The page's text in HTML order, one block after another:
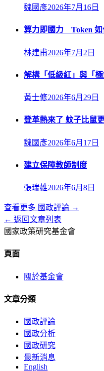
魏國彥2026年7月16日
算力即國力 Token 如
林建甫2026年7月2日
解構「低級紅」與「
黃士修2026年6月29日
登革熱來了 蚊子比鼠
魏國彥2026年6月17日
建立保障教師制度
張瑞雄2026年6月8日
查看更多 國政評論 →
← 返回文章列表
國家政策研究基金會
頁面
關於基金會
文章分類
國政評論
國政分析
國政研究
最新消息
English